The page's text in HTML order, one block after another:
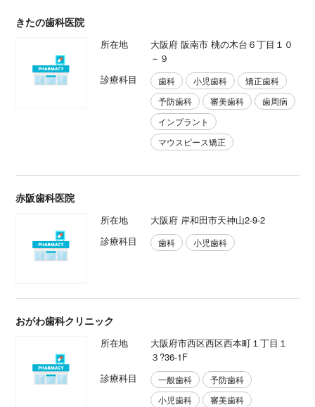
きたの歯科医院
所在地
大阪府 阪南市 桃の木台６丁目１０
－９
診療科目
歯科 小児歯科
矯正歯科
予防歯科
審美歯科
歯周病
インプラント
マウスピース矯正
赤阪歯科医院
所在地
大阪府 岸和田市天神山2-9-2
診療科目
歯科 小児歯科
おがわ歯科クリニック
所在地
大阪府市西区西区西本町１丁目１
３?36-1F
診療科目
一般歯科
予防歯科
小児歯科
審美歯科